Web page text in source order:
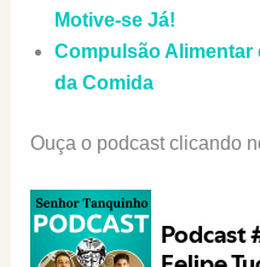
Motive-se Já!
Compulsão Alimentar
da Comida
Ouça o podcast clicando